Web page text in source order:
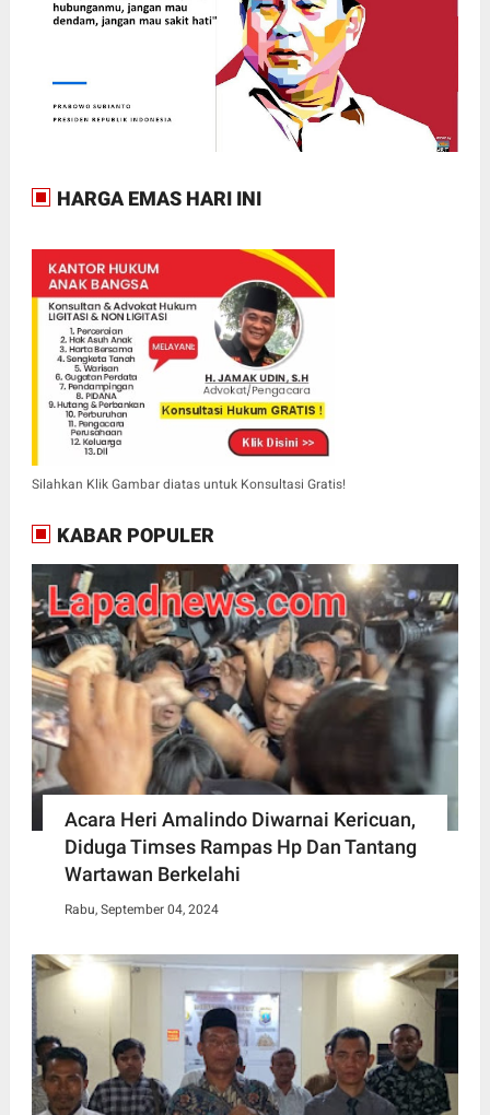
HARGA EMAS HARI INI
Silahkan Klik Gambar diatas untuk Konsultasi Gratis!
KABAR POPULER
Acara Heri Amalindo Diwarnai Kericuan,
Diduga Timses Rampas Hp Dan Tantang
Wartawan Berkelahi
Rabu, September 04, 2024